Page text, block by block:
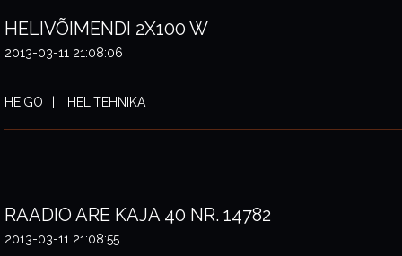
HELIVÕIMENDI 2X100 W
2013-03-11 21:08:06
HEIGO HELITEHNIKA
RAADIO ARE KAJA 40 NR. 14782
2013-03-11 21:08:55